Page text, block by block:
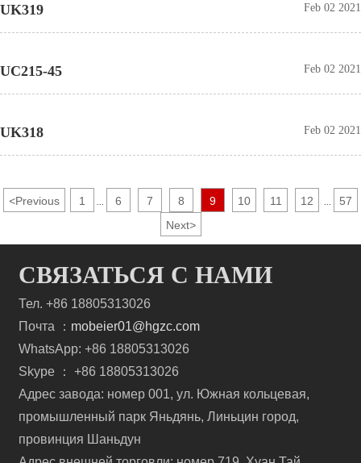
UK319 Feb 02 2021
UC215-45 Feb 02 2021
UK318 Feb 02 2021
<Previous 1 6 7 8 9 10 11 12
57
Next>
СВЯЗАТЬСЯ С НАМИ
Тел. +86 18805313026
Почта ： mobeier01@hgzc.com
WhatsApp: +86 18805313026
Skype ： +86 18805313026
Адрес завода: номер 001, ул. Южная кольцевая,
промышленный парк Яньдянь, Линьцин город,
провинция Шаньдун